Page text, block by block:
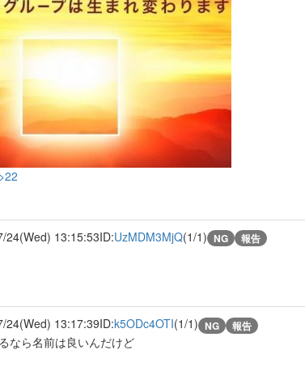
24(Wed) 13:15:53ID:UzMDM3MjQ(1/1) NG 報告
24(Wed) 13:17:39ID:k5ODc4OTI(1/1) NG 報告
なら名前は良いんだけど